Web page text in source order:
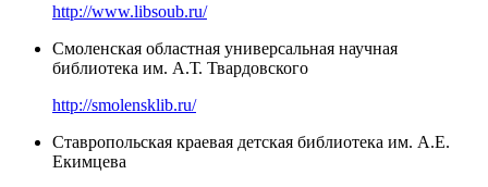
http://www.libsoub.ru/
Смоленская областная универсальная научная
библиотека им. А.Т. Твардовского
http://smolensklib.ru/
Ставропольская краевая детская библиотека им. А.Е.
Екимцева